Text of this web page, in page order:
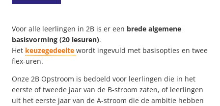
Voor alle leerlingen in 2B is er een brede algemene
basisvorming (20 lesuren).
Het keuzegedeelte wordt ingevuld met basisopties en twee
flex-uren.
Onze 2B Opstroom is bedoeld voor leerlingen die in het
eerste of tweede jaar van de B-stroom zaten, of leerlingen
uit het eerste jaar van de A-stroom die de ambitie hebben